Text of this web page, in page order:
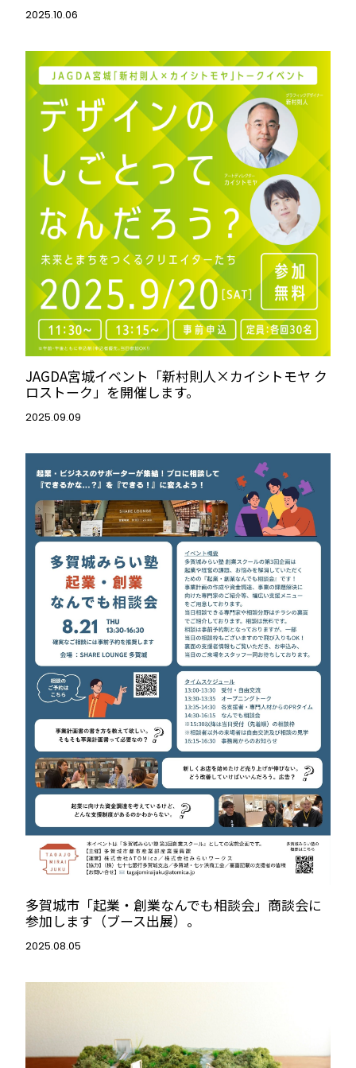
2025.10.06
JAGDA宮城イベント「新村則人×カイシトモヤ ク
ロストーク」を開催します。
2025.09.09
多賀城市「起業・創業なんでも相談会」商談会に
参加します（ブース出展）。
2025.08.05